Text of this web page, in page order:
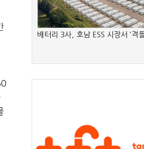
배터리 3사, 호남 ESS 시장서 ‘격돌